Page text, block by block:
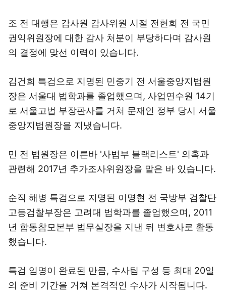
조 전 대행은 감사원 감사위원 시절 전현희 전 국민
권익위원장에 대한 감사 처분이 부당하다며 감사원
의 결정에 맞선 이력이 있습니다.
김건희 특검으로 지명된 민중기 전 서울중앙지법원
장은 서울대 법학과를 졸업했으며, 사업연수원 14기
로 서울고법 부장판사를 거쳐 문재인 정부 당시 서울
중앙지법원장을 지냈습니다.
민 전 법원장은 이른바 '사법부 블랙리스트' 의혹과
관련해 2017년 추가조사위원장을 맡은 바 있습니다.
순직 해병 특검으로 지명된 이명현 전 국방부 검찰단
고등검찰부장은 고려대 법학과를 졸업했으며, 2011
년 합동참모본부 법무실장을 지낸 뒤 변호사로 활동
했습니다.
특검 임명이 완료된 만큼, 수사팀 구성 등 최대 20일
의 준비 기간을 거쳐 본격적인 수사가 시작됩니다.